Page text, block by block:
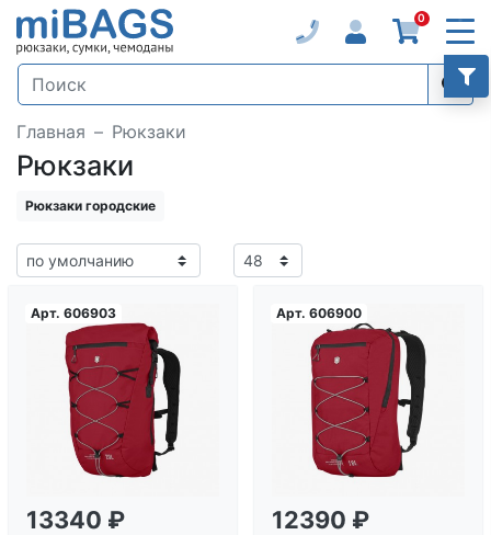
0
Главная Рюкзаки
Рюкзаки
Рюкзаки городские
Арт. 606903
Загрузка...
13340 ₽
Арт. 606900
Загрузка...
12390 ₽